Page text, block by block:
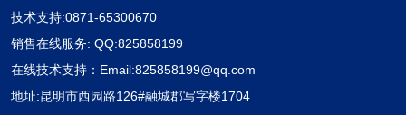
技术支持:0871-65300670
销售在线服务: QQ:825858199
在线技术支持：Email:825858199@qq.com
地址:昆明市西园路126#融城郡写字楼1704